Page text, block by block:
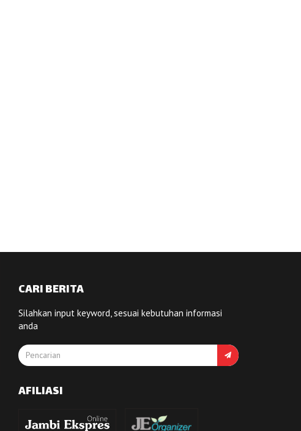
CARI BERITA
Silahkan input keyword, sesuai kebutuhan informasi
anda
AFILIASI